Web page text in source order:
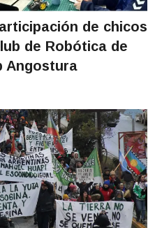
de chicos
de Robótica de
Angostura